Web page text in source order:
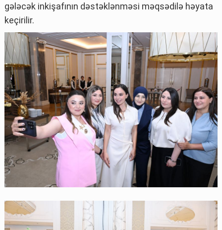
gələcək inkişafının dəstəklənməsi məqsədilə həyata
keçirilir.